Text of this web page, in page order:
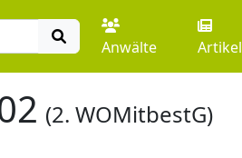
Anwälte Artikel
(2. WOMitbestG)